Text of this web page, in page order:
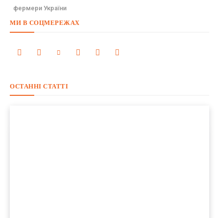
фермери України
МИ В СОЦМЕРЕЖАХ
ОСТАННІ СТАТТІ